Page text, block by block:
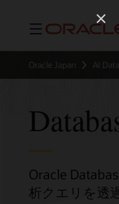
メニュー
Oracle Japan AI
Oracle
析クエリを透